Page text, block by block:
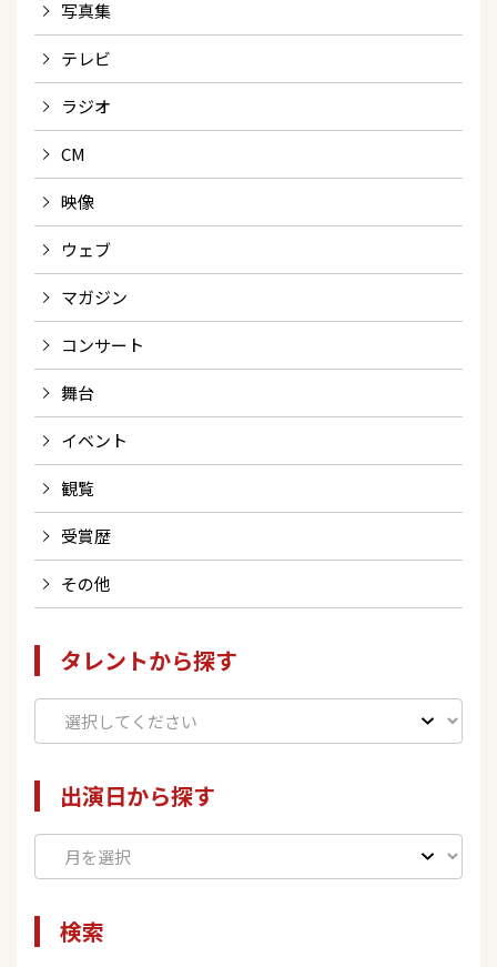
写真集
テレビ
ラジオ
CM
映像
ウェブ
マガジン
コンサート
舞台
イベント
観覧
受賞歴
その他
タレントから探す
出演日から探す
検索